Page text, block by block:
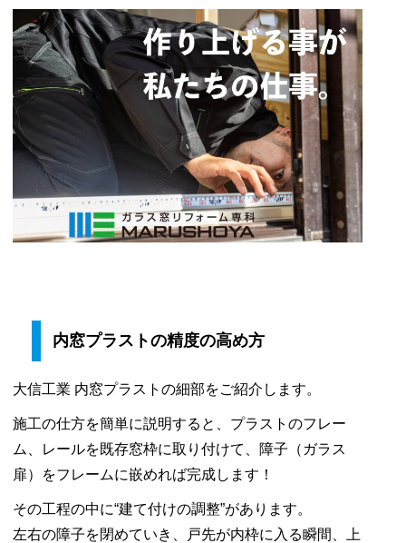
制
度
【新
コ
ロ
ナ
イ
ル
ス
内
内窓プラストの精度の高め方
大信工業 内窓プラストの細部をご紹介します。
施工の仕方を簡単に説明すると、プラストのフレー
ム、レールを既存窓枠に取り付けて、障子（ガラス
扉）をフレームに嵌めれば完成します！
その工程の中に“建て付けの調整”があります。
左右の障子を閉めていき、戸先が内枠に入る瞬間、上